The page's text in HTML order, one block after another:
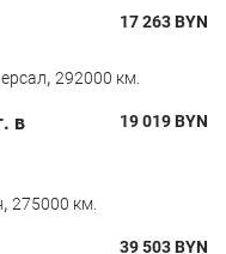
17 263BYN
, 292000 км.
в
19 019BYN
, 275000 км.
39 503BYN